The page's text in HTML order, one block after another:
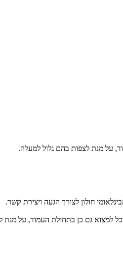
על מנת לצפות בהם גלול למעלה.
חולון לצורך הגעה ויצירת קשר.
למצוא גם כן בתחילת העמוד, על מנת